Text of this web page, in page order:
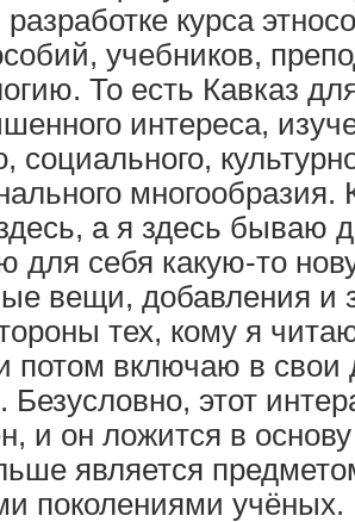
разработке курса
учебников,
То есть Кавказ
интереса,
социального,
а я здесь бываю
для себя какую-то
вещи, добавления и
тех, кому я
потом включаю в свои
Безусловно, этот
и он ложится в
является
поколениями учёных.